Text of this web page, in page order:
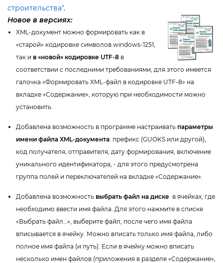
строительства".
Новое в версиях:
XML-документ можно формировать как
«старой» кодировке символов windows-1251,
так и «новой» кодировке UTF-8
соответствии с последними требованиями, для этого имеется
алочка «Формировать XML-файл в кодировке UTF-8» на
кладке «Содержание», которую при необходимости можно
установить.
Добавлена возможность в программе настраивать параметры
имени файла XML-документа: префикс (GUOKS или другой),
код получателя, отправителя, дату формирования, включение
уникального идентификатора, - для этого предусмотрена
руппа полей и переключателей на вкладке «Содержание».
Добавлена возможность ыбрать файл на диске ячейках, где
необходимо ввести имя файла. Для этого нажмите в списке
«Выбрать файл…», выберите файл, после чего имя файла
писывается в ячейку. Можно вписать только имя файла, либо
полное имя файла (и путь). Если в ячейку можно вписать
несколько имен файлов (приложения в разделе «Содержание»,